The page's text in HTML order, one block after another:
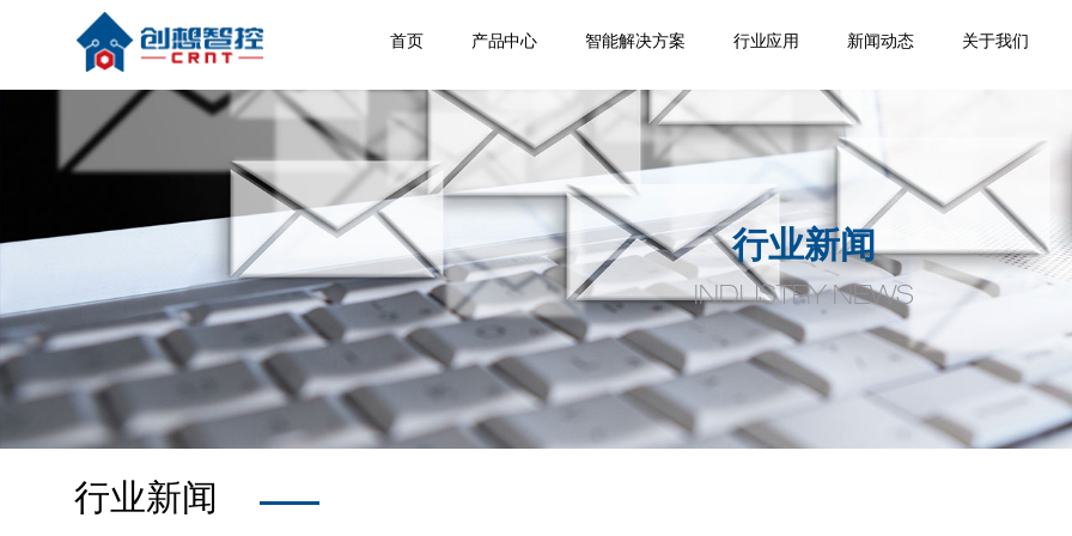
首页 产品中心
焊缝跟踪 焊缝跟踪器
专机焊缝跟踪系统
机器人焊缝跟踪系
统
激光位移 激光位移传感器
点式位移传感器
线式位移传感器
轮廓测量系统
焊缝扫描系统
焊缝寻位系统
焊接相机 焊接相机
空间定位 空间定位系统
其他产品 机器视觉
通用外围设备
监控盒
智能解决方案 行业应用 新闻动态
企业新闻
行业动态
关于我们
行业新闻
INDUSTRY NEWS
行业新闻